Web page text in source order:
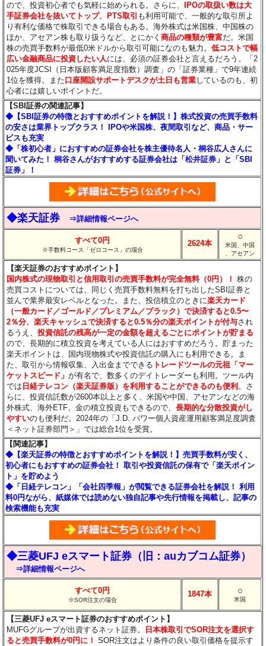
ので、投資初心者でも気軽に始められる。さらに、
IPOの取扱い数は大
手証券会社を抜いてトップ。 PTS取引 も利用可能で、一般的な取引所よ
り有利な価格で株取引できる場合もある。海外株式は米国株、中国株の
ほか、アセアン株も取り扱うなど、とにかく商品の種類が豊富だ。米国
株の売買手数料が最低0米ドルから取引可能になのも魅力。低コストで幅
広い金融商品に投資したい人には、必須の証券会社と言えるだろう。「2
025年度JCSI（日本版顧客満足度指数）調査」の「証券業種」で9年連続
1位を獲得。また口座開設サポートデスクが土日も営業しているのも、初
心者には嬉しいポイントだ。
【SBI証券の関連記事】
◆【SBI証券の特徴とおすすめポイントを解説！】株式投資の売買手数料
の安さは業界トップクラス！ IPOや米国株、夜間取引など、商品・サー
ビスも充実
◆「株初心者」におすすめの証券会社を株主優待名人・桐谷広人さんに
聞いてみた！ 桐谷さんがおすすめする証券会社は「松井証券」と「SBI
証券」！
◆楽天証券 ⇒詳細情報ページへ
すべて0円
※手数料コース「ゼロコース」の場合
2624本
○
米国、中国
、アセアン
【楽天証券のおすすめポイント】
国内株式の現物取引と信用取引の売買手数料が完全無料（0円）！ 株の
売買コストについては、同じく売買手数料無料を打ち出したSBI証券と
並んで業界最安レベルとなった。また、投信積立のときに楽天カード
（一般カード／ゴールド／プレミアム／ブラック）で決済すると0.5〜
2％分、楽天キャッシュで決済すると0.5％分の楽天ポイントが付与され
るうえ、投資信託の残高が一定の金額を超えるごとにポイントが貯まる
ので、長期的に積立投資を考えている人にはおすすめだろう。貯まった
楽天ポイントは、国内現物株式や投資信託の購入にも利用できる。ま
た、取引から情報収集、入出金までできる トレードツールの元祖「マー
ケットスピード」が有名で、数多くのデイトレーダーも利用。ツール内
では 日経テレコン（楽天証券版）を利用することができるのも便利 。さ
らに、投資信託数が2600本以上と多く、米国や中国、アセアンなどの海
外株式、海外ETF、金の積立投資もできるので、長期的な分散投資がし
やすいのも便利だ。2024年の「J.D. パワー個人資産運用顧客満足度調査
＜ネット証券部門＞」では総合1位を受賞。
【関連記事】
◆【楽天証券の特徴とおすすめポイントを解説！】売買手数料が安く、
初心者にもおすすめの証券会社！ 取引や投資信託の保有で「楽天ポイン
ト」を貯めよう
◆「日経テレコン」「会社四季報」が閲覧できる証券会社を解説！ 利用
料0円ながら、紙媒体では読めない独自記事や先行情報を掲載し、記事の
検索機能も充実
◆三菱UFJ eスマート証券（旧：auカブコム証券）
⇒詳細情報ページへ
すべて0円
※SOR注文の場合
1847本 ○
米国
【三菱UFJ eスマート証券のおすすめポイント】
MUFGグループが出資するネット証券。
日本株取引でSOR注文を選択す
ると売買手数料が0円に！ SOR注文はより条件の良い取引価格を提示す